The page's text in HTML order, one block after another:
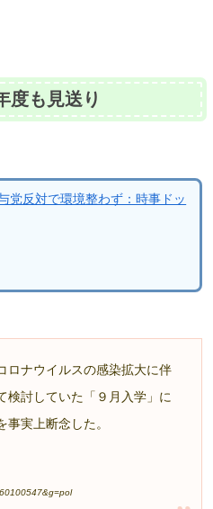
度も見送り
反対で環境整わず：時事ドッ
ロナウイルスの感染拡大に伴
検討していた「９月入学」に
実上断念した。